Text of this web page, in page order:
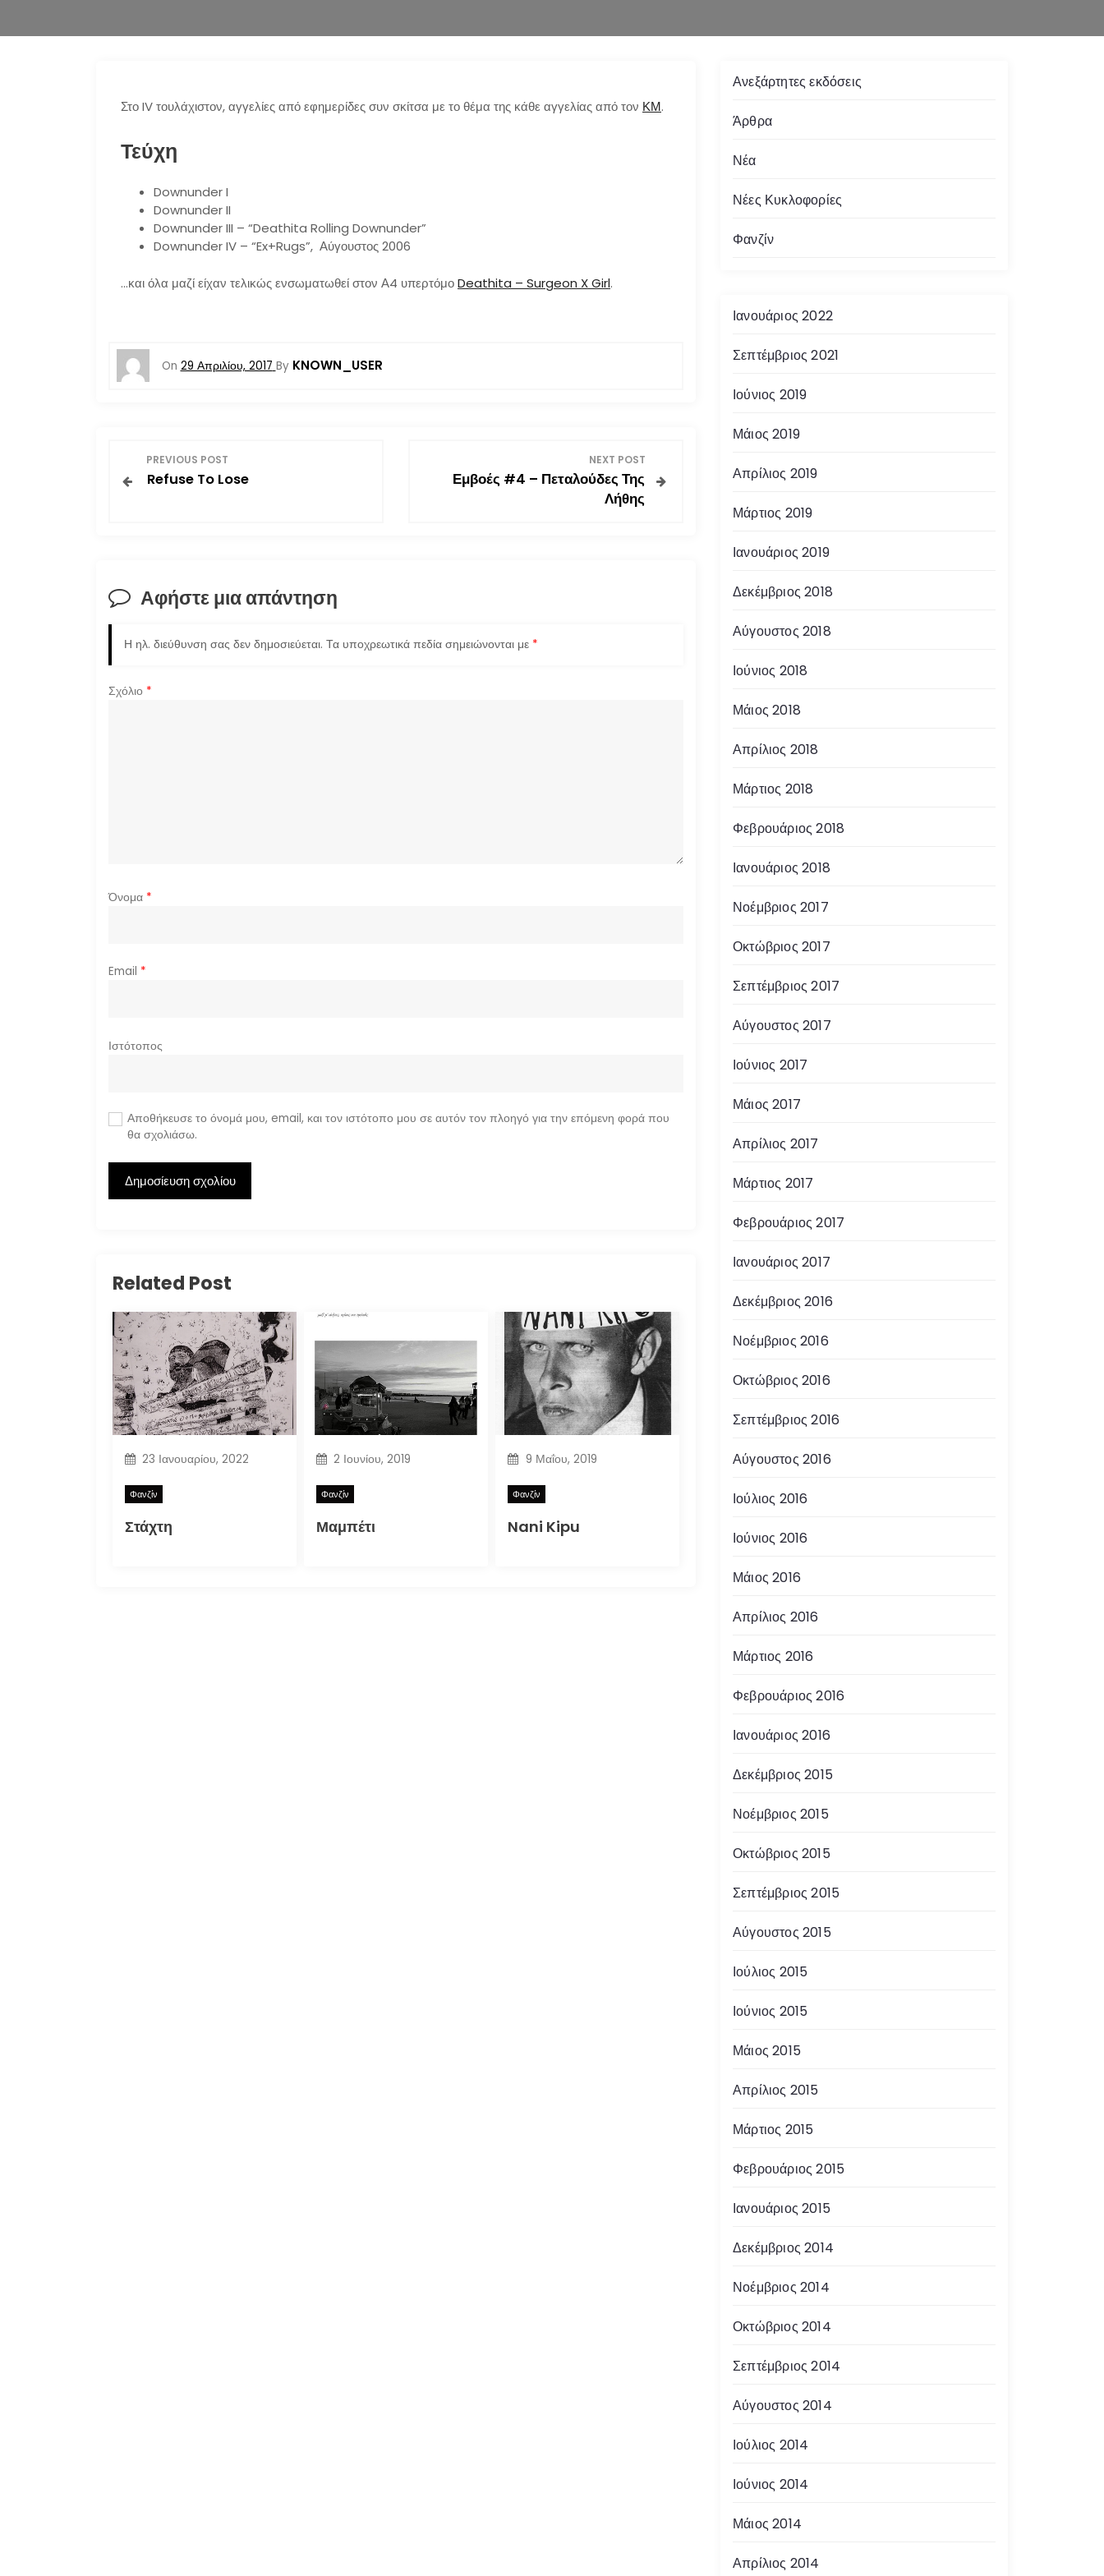
Στο IV τουλάχιστον, αγγελίες από εφημερίδες συν σκίτσα με το θέμα της κάθε αγγελίας από τον ΚΜ.
Τεύχη
Downunder I
Downunder II
Downunder III – “Deathita Rolling Downunder”
Downunder IV – “Ex+Rugs”, Αύγουστος 2006
…και όλα μαζί είχαν τελικώς ενσωματωθεί στον Α4 υπερτόμοDeathita – Surgeon X Girl.
On 29 Απριλίου, 2017 By KNOWN_USER
γ
σ
ω
PREVIOUS POST
Refuse To Lose
NEXT POST
Εμβοές #4 – Πεταλούδες Της
Λήθης
Αφήστε μια απάντηση
Η ηλ. διεύθυνση σας δεν δημοσιεύεται. Τα υποχρεωτικά πεδία σημειώνονται με *
Σχόλιο *
Όνομα *
Email *
Ιστότοπος
Αποθήκευσε το όνομά μου, email, και τον ιστότοπο μου σε αυτόν τον πλοηγό για την επόμενη φορά που
θα σχολιάσω.
Related Post
23 Ιανουαρίου, 2022
Φανζίν
Στάχτη
2 Ιουνίου, 2019
Φανζίν
Μαμπέτι
9 Μαΐου, 2019
Φανζίν
Nani Kipu
Ανεξάρτητες εκδόσεις
Άρθρα
Νέα
Νέες Κυκλοφορίες
Φανζίν
Ιανουάριος 2022
Σεπτέμβριος 2021
Ιούνιος 2019
Μάιος 2019
Απρίλιος 2019
Μάρτιος 2019
Ιανουάριος 2019
Δεκέμβριος 2018
Αύγουστος 2018
Ιούνιος 2018
Μάιος 2018
Απρίλιος 2018
Μάρτιος 2018
Φεβρουάριος 2018
Ιανουάριος 2018
Νοέμβριος 2017
Οκτώβριος 2017
Σεπτέμβριος 2017
Αύγουστος 2017
Ιούνιος 2017
Μάιος 2017
Απρίλιος 2017
Μάρτιος 2017
Φεβρουάριος 2017
Ιανουάριος 2017
Δεκέμβριος 2016
Νοέμβριος 2016
Οκτώβριος 2016
Σεπτέμβριος 2016
Αύγουστος 2016
Ιούλιος 2016
Ιούνιος 2016
Μάιος 2016
Απρίλιος 2016
Μάρτιος 2016
Φεβρουάριος 2016
Ιανουάριος 2016
Δεκέμβριος 2015
Νοέμβριος 2015
Οκτώβριος 2015
Σεπτέμβριος 2015
Αύγουστος 2015
Ιούλιος 2015
Ιούνιος 2015
Μάιος 2015
Απρίλιος 2015
Μάρτιος 2015
Φεβρουάριος 2015
Ιανουάριος 2015
Δεκέμβριος 2014
Νοέμβριος 2014
Οκτώβριος 2014
Σεπτέμβριος 2014
Αύγουστος 2014
Ιούλιος 2014
Ιούνιος 2014
Μάιος 2014
Απρίλιος 2014